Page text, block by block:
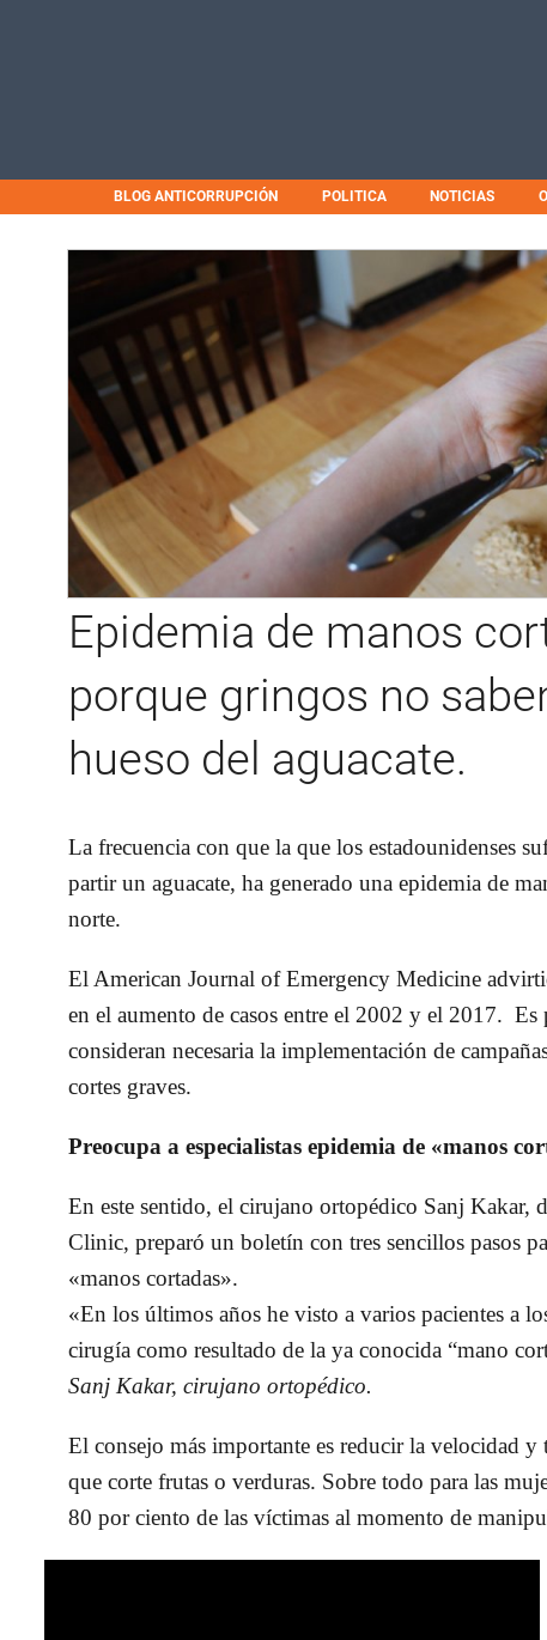
BLOG ANTICORRUPCIÓN POLITICA NOTICIAS
Epidemia de manos
porque gringos no
hueso del aguacate.
La frecuencia con que la que los estadounidenses
partir un aguacate, ha generado una epidemia de
norte.
El American Journal of Emergency Medicine
en el aumento de casos entre el 2002 y el 2017. Es
consideran necesaria la implementación de
cortes graves.
Preocupa a especialistas epidemia de «manos
En este sentido, el cirujano ortopédico Sanj Kakar,
Clinic, preparó un boletín con tres sencillos pasos
«manos cortadas».
«En los últimos años he visto a varios pacientes a
cirugía como resultado de la ya conocida “mano
Sanj Kakar, cirujano ortopédico.
El consejo más importante es reducir la velocidad y
que corte frutas o verduras. Sobre todo para las
80 por ciento de las víctimas al momento de